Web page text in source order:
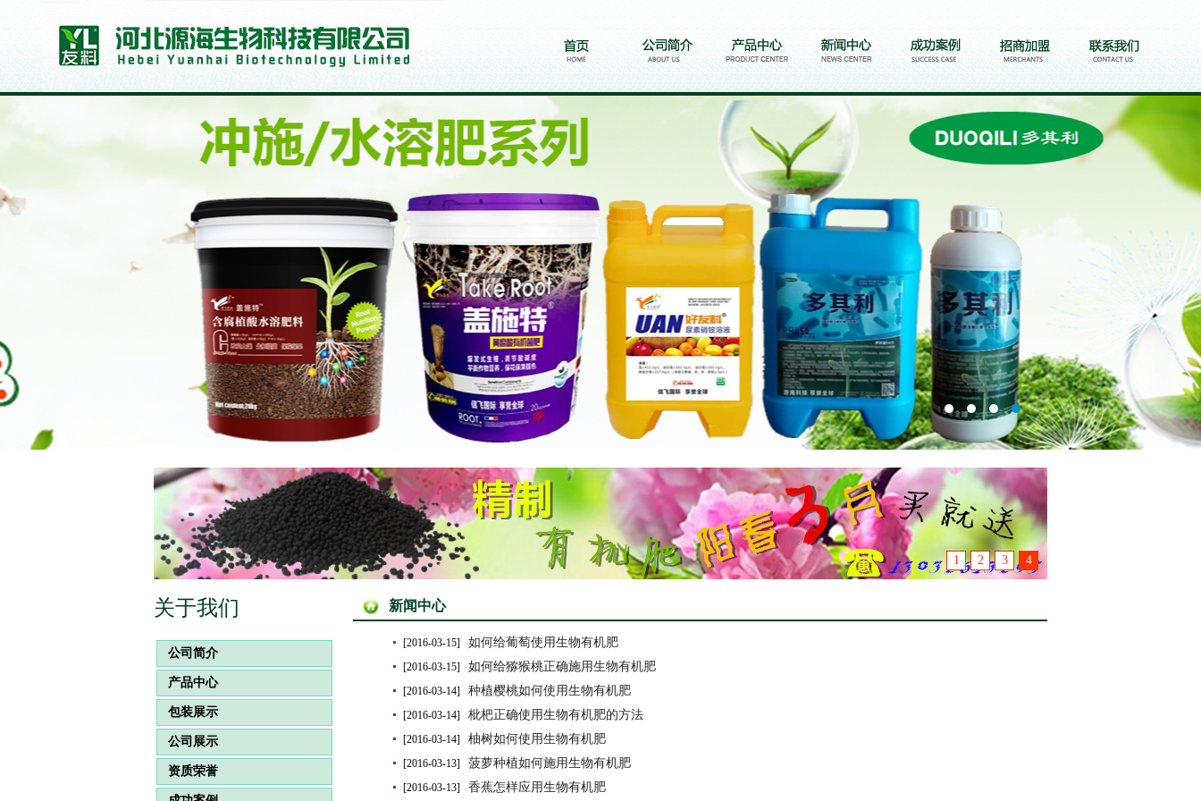
1 2 3 4
关于我们
公司简介
产品中心
包装展示
公司展示
资质荣誉
新闻中心
[2016-03-15] 如何给葡萄使用生物有机肥
[2016-03-15] 如何给猕猴桃正确施用生物有机肥
[2016-03-14] 种植樱桃如何使用生物有机肥
[2016-03-14] 枇杷正确使用生物有机肥的方法
[2016-03-14] 柚树如何使用生物有机肥
[2016-03-13] 菠萝种植如何施用生物有机肥
[2016-03-13] 香蕉怎样应用生物有机肥